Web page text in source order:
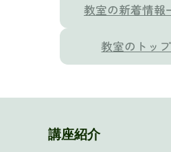
教室の新着情報
教室のトッ
講座紹介